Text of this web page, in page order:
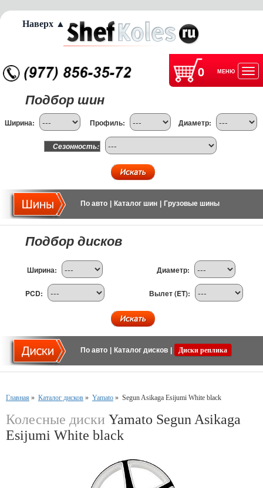
0 МЕНЮ
Подбор шин
Ширина: Профиль: Диаметр:
Сезонность:
По авто Каталог шин Грузовые шины
Подбор дисков
Ширина: Диаметр:
PCD: Вылет (ET):
По авто Каталог дисков Диски реплика
Главная » Каталог дисков » Yamato » Segun Asikaga Esijumi White black
Колесные диски Yamato Segun Asikaga
Esijumi White black
Наверх ▲